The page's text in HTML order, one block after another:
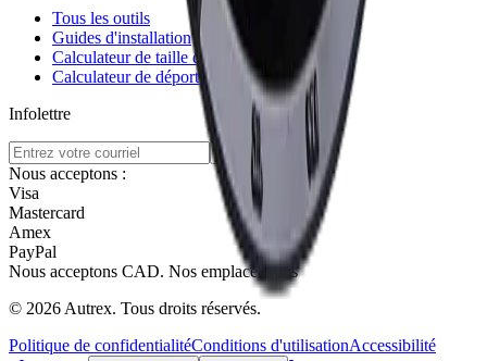
Tous les outils
Guides d'installation
Calculateur de taille de pneu
Calculateur de déport de jante
Infolettre
S'abonner
Nous acceptons :
Visa
Mastercard
Amex
PayPal
Nous acceptons CAD. Nos emplacements
© 2026 Autrex. Tous droits réservés.
Politique de confidentialitéConditions d'utilisationAccessibilité